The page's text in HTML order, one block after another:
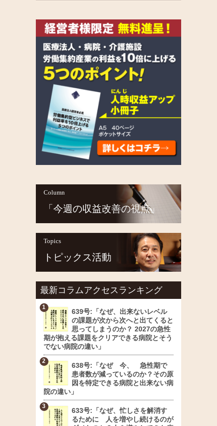
Column
「今週の収益改善の視点」
Topics
トピックス活動
最新コラムアクセスランキング
639号:「なぜ、出来ないレベル
の課題が次から次へと出てくると
思ってしまうのか？ 2027の急性
期が抱える課題をクリアできる病院とそう
でない病院の違い」
638号:「なぜ 今、 急性期で
患者数が減っているのか？その原
因を特定できる病院と出来ない病
院の違い」
633号:「なぜ、忙しさを解消す
るために 人を増やし続けるのが